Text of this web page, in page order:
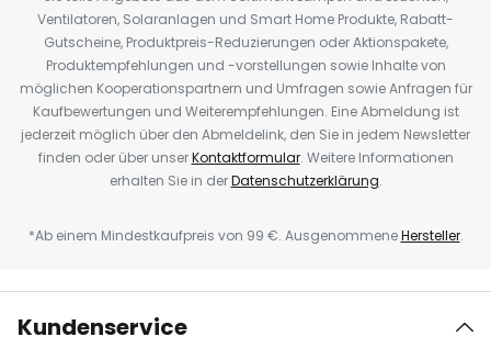
Ventilatoren, Solaranlagen und Smart Home Produkte, Rabatt-
Gutscheine, Produktpreis-Reduzierungen oder Aktionspakete,
Produktempfehlungen und -vorstellungen sowie Inhalte von
möglichen Kooperationspartnern und Umfragen sowie Anfragen für
Kaufbewertungen und Weiterempfehlungen. Eine Abmeldung ist
jederzeit möglich über den Abmeldelink, den Sie in jedem Newsletter
finden oder über unserKontaktformular. Weitere Informationen
erhalten Sie in derDatenschutzerklärung.
*Ab einem Mindestkaufpreis von 99 €. AusgenommeneHersteller.
Kundenservice